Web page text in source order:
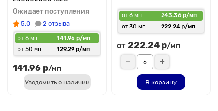
Ожидает поступления
5.0 2 отзыва
от 6 мп
141.96 р/мп
от 50 мп
129.29 р/мп
141.96 р/мп
Уведомить о наличии
от 6 мп
243.36 р/мп
от 30 мп
222.24 р/мп
от 222.24 р/мп
В корзину